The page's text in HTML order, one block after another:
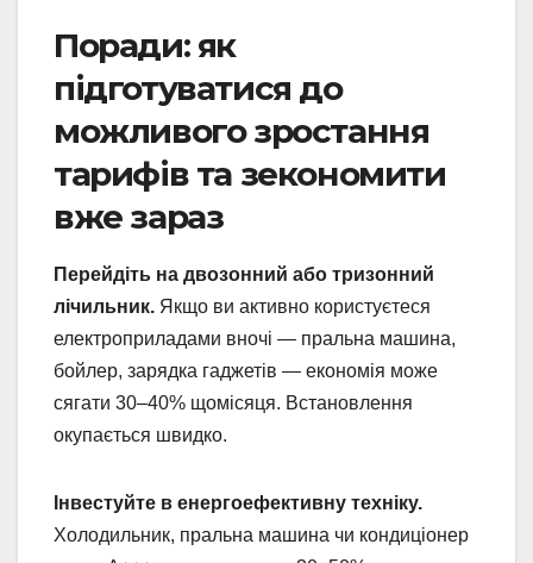
Поради: як
підготуватися до
можливого зростання
тарифів та зекономити
вже зараз
Перейдіть на двозонний або тризонний
лічильник. Якщо ви активно користуєтеся
електроприладами вночі — пральна машина,
бойлер, зарядка гаджетів — економія може
сягати 30–40% щомісяця. Встановлення
окупається швидко.
Інвестуйте в енергоефективну техніку.
Холодильник, пральна машина чи кондиціонер